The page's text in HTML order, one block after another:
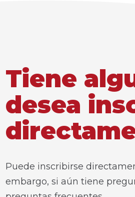
Tiene
desea
Puede inscribirse
embargo, si aún tiene